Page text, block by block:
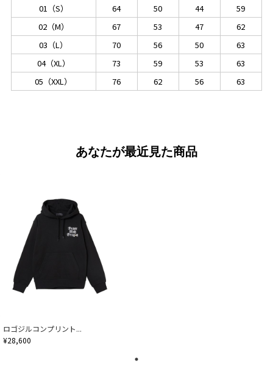
01（S）
64 50 44
59
02（M）
67 53 47
62
03（L）
70 56 50
63
04（XL）
73 59 53
63
05（XXL）
76 62 56 63
あなたが最近見た商品
ロゴジルコンプリント...
¥28,600